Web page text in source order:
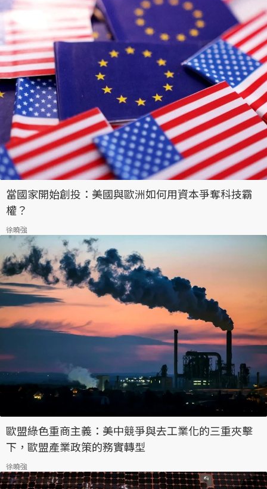
當國家開始創投：美國與歐洲如何用資本爭奪科技霸
權？
徐曉強
歐盟綠色重商主義：美中競爭與去工業化的三重夾擊
下，歐盟產業政策的務實轉型
徐曉強